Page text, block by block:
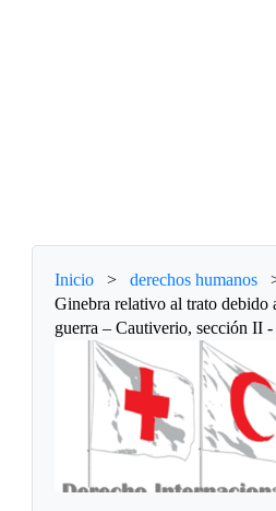
Inicio > derechos humanos
Ginebra relativo al trato debido
guerra – Cautiverio, sección II -